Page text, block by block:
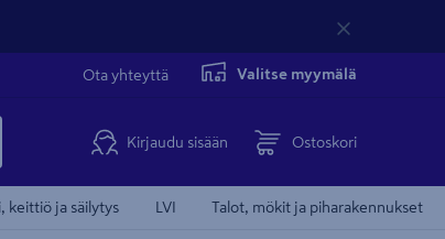
Ota yhteyttä Valitse myymälä
Kirjaudu sisään Ostoskori
keittiö ja säilytys LVI Talot, mökit ja piharakennukset